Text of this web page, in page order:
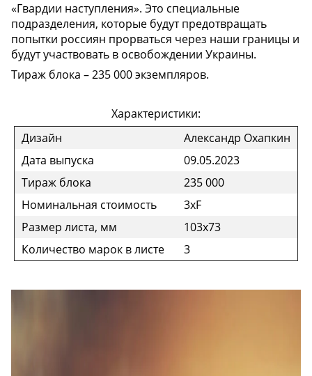
«Гвардии наступления». Это специальные
подразделения, которые будут предотвращать
попытки россиян прорваться через наши границы и
будут участвовать в освобождении Украины.
Тираж блока – 235 000 экземпляров.
Характеристики:
Дизайн
Александр Охапкин
Дата выпуска
09.05.2023
Тираж блока
235 000
Номинальная стоимость
3xF
Размер листа, мм
103x73
Количество марок в листе
3